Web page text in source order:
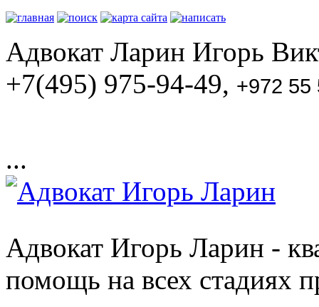
Адвокат Ларин Игорь
+7(495) 975-94-49, +972 55
...
Адвокат Игорь Ларин -
помощь на всех стадиях